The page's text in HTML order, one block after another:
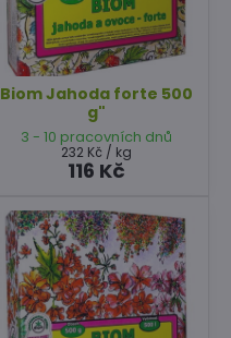
Biom Jahoda forte 500
g"
3 - 10 pracovních dnů
116 Kč
232 Kč / kg